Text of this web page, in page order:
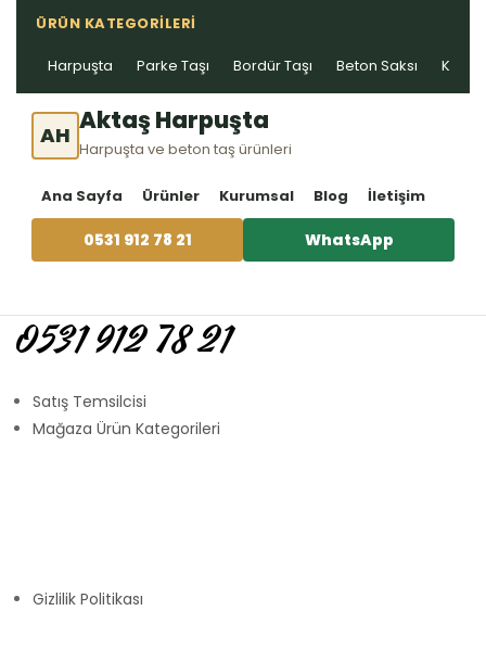
ÜRÜN KATEGORILERI
Harpuşta Parke Taşı Bordür Taşı Beton Saksı Kablo
AH Aktaş Harpuşta
Harpuşta ve beton taş ürünleri
Ana Sayfa Ürünler Kurumsal Blog İletişim
0531 912 78 21 WhatsApp
0531 912 78 21
Satış Temsilcisi
Mağaza Ürün Kategorileri
Gizlilik Politikası